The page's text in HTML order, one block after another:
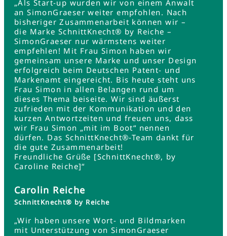
„Als Start-up wurden wir von einem Anwalt
an SimonGraeser weiter empfohlen. Nach
bisheriger Zusammenarbeit können wir –
die Marke SchnittKnecht® by Reiche –
SimonGraeser nur wärmstens weiter
empfehlen! Mit Frau Simon haben wir
gemeinsam unsere Marke und unser Design
erfolgreich beim Deutschen Patent- und
Markenamt eingereicht. Bis heute steht uns
Frau Simon in allen Belangen rund um
dieses Thema beiseite. Wir sind äußerst
zufrieden mit der Kommunikation und den
kurzen Antwortzeiten und freuen uns, dass
wir Frau Simon „mit im Boot“ nennen
dürfen. Das SchnittKnecht®-Team dankt für
die gute Zusammenarbeit!
Freundliche Grüße [SchnittKnecht®, by
Caroline Reiche]“
Carolin Reiche
SchnittKnecht® by Reiche
„Wir haben unsere Wort- und Bildmarken
mit Unterstützung von SimonGraeser